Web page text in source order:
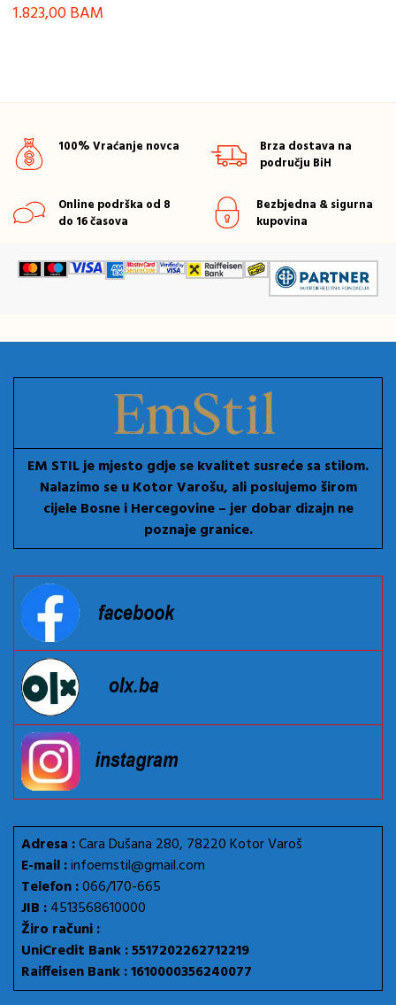
1.823,00BAM
100% Vraćanje novca
Brza dostava na
području BiH
Online podrška od 8
do 16 časova
Bezbjedna & sigurna
kupovina
EM STIL je mjesto gdje se kvalitet susreće sa stilom.
Nalazimo se u Kotor Varošu, ali poslujemo širom
cijele Bosne i Hercegovine – jer dobar dizajn ne
poznaje granice.
Adresa :Cara Dušana 280, 78220 Kotor Varoš
E-mail :infoemstil@gmail.com
Telefon :066/170-665
JIB :4513568610000
Žiro računi :
UniCredit Bank : 5517202262712219
Raiffeisen Bank : 1610000356240077